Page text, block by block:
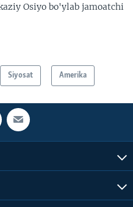
Osiyo bo'ylab jamoatchi
Siyosat Amerika